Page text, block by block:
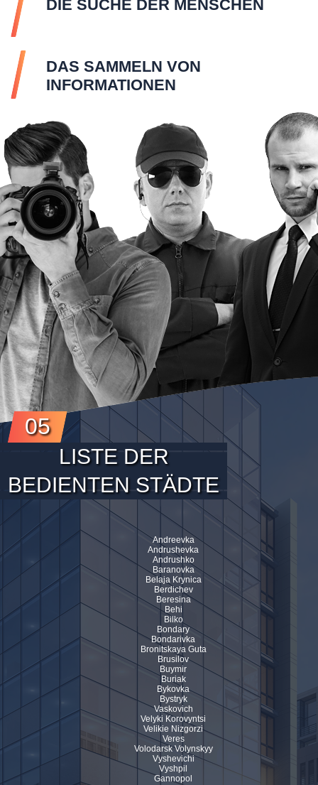
DIE SUCHE DER MENSCHEN
DAS SAMMELN VON
INFORMATIONEN
05
LISTE DER
BEDIENTEN STÄDTE
Andreevka
Andrushevka
Andrushko
Baranovka
Belaja Krynica
Berdichev
Beresina
Behi
Bilko
Bondary
Bondarivka
Bronitskaya Guta
Brusilov
Buymir
Buriak
Bykovka
Bystryk
Vaskovich
Velyki Korovyntsi
Velikie Nizgorzi
Veres
Volodarsk Volynskyy
Vyshevichi
Vyshpil
Gannopol